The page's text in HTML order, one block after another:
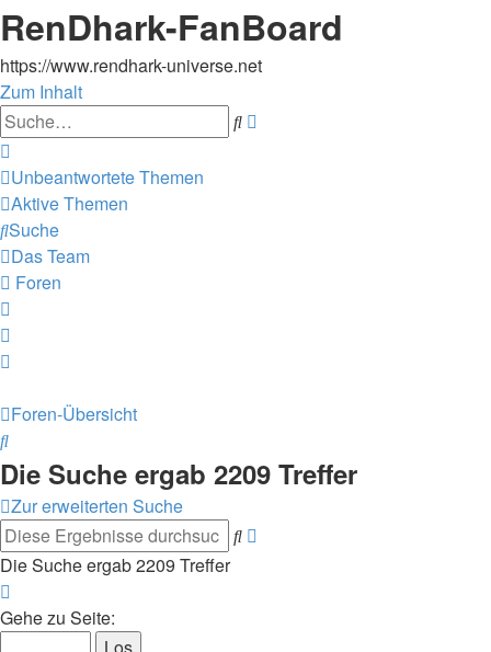
RenDhark-FanBoard
https://www.rendhark-universe.net
Zum Inhalt
Suche
Unbeantwortete Themen
Aktive Themen
Suche
Das Team
Foren
Foren-Übersicht
Suche
Die Suche ergab 2209 Treffer
Zur erweiterten Suche
Suche
Die Suche ergab 2209 Treffer
1
Gehe zu Seite: